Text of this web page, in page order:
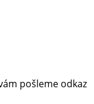
pošleme odkaz